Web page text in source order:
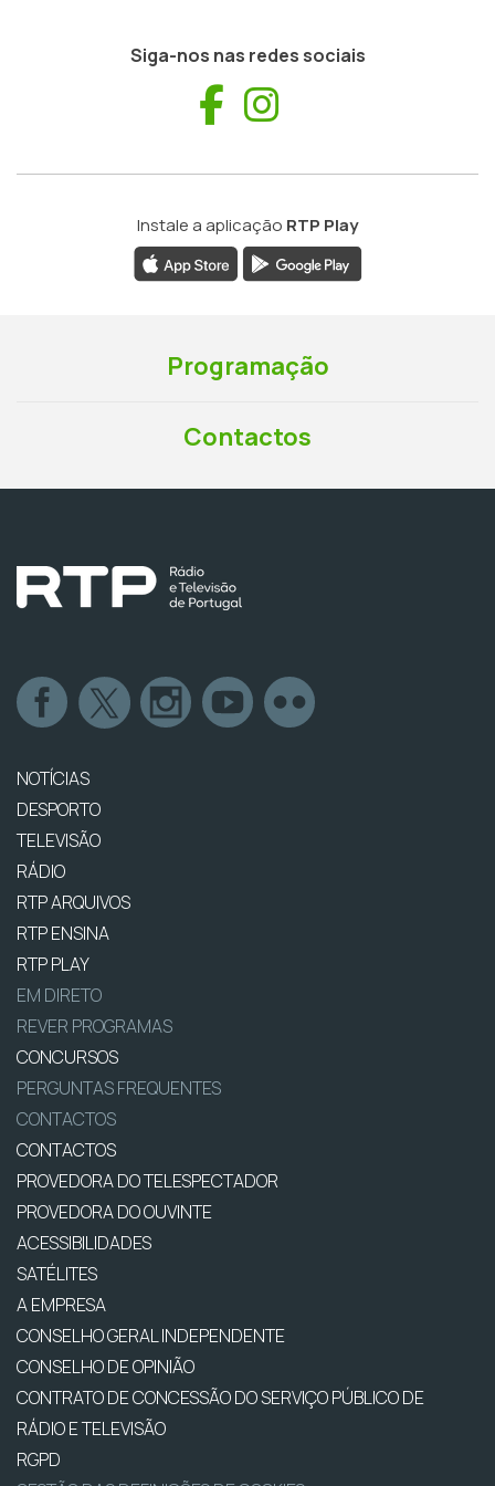
Siga-nos nas redes sociais
Facebook
Instale a aplicação RTP Play
Programação
Contactos
NOTÍCIAS
DESPORTO
TELEVISÃO
RÁDIO
RTP ARQUIVOS
RTP ENSINA
RTP PLAY
EM DIRETO
REVER PROGRAMAS
CONCURSOS
PERGUNTAS FREQUENTES
CONTACTOS
CONTACTOS
PROVEDORA DO TELESPECTADOR
PROVEDORA DO OUVINTE
ACESSIBILIDADES
SATÉLITES
A EMPRESA
CONSELHO GERAL INDEPENDENTE
CONSELHO DE OPINIÃO
CONTRATO DE CONCESSÃO DO SERVIÇO PÚBLICO DE
RÁDIO E TELEVISÃO
RGPD